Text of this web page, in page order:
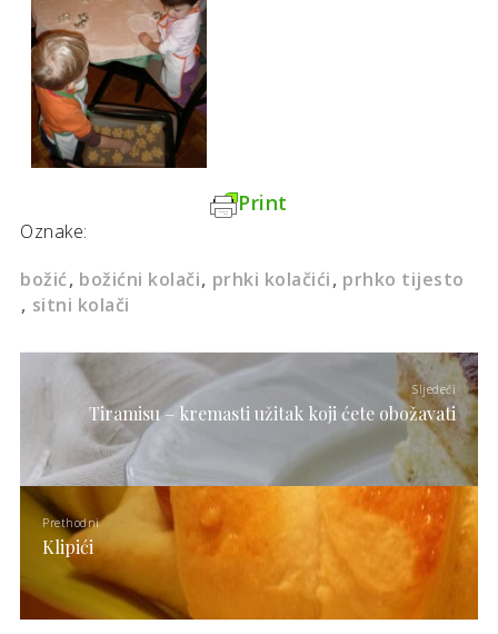
Print
Oznake:
božić božićni kolači prhki kolačići prhko tijesto
sitni kolači
Sljedeći
Tiramisu – kremasti užitak koji ćete obožavati
Prethodni
Klipići